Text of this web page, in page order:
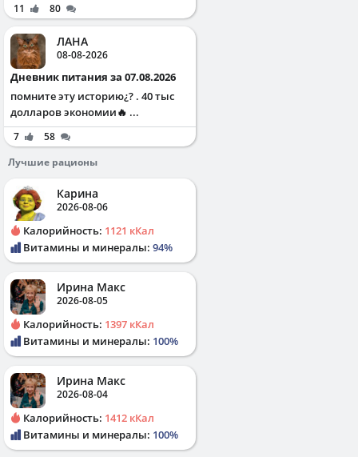
11 80
ЛАНА
08-08-2026
Дневник питания за 07.08.2026
помните эту историю¿? . 40 тыс
долларов экономии🔥 ...
7
58
Лучшие рационы
Карина
2026-08-06
Калорийность: 1121 кКал
Витамины и минералы: 94%
Ирина Макс
2026-08-05
Калорийность: 1397 кКал
Витамины и минералы: 100%
Ирина Макс
2026-08-04
Калорийность: 1412 кКал
Витамины и минералы: 100%